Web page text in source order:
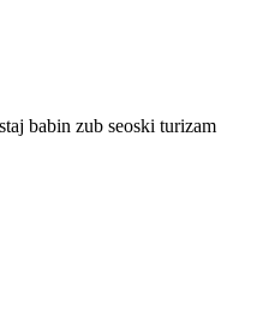
babin zub seoski turizam